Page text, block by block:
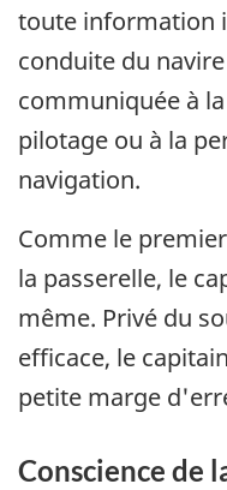
toute information
conduite du
communiquée à
pilotage ou à la
navigation.
Comme le
la passerelle, le
même. Privé du
efficace, le
petite marge
Conscience de